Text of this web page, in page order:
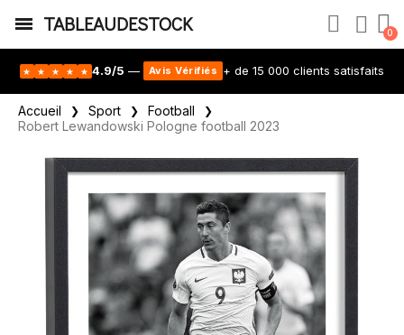
TABLEAUDESTOCK
★ ★ ★ ★ ★ 4.9/5 — Avis Vérifiés + de 15 000 clients satisfaits
Accueil Sport
Football
Robert Lewandowski Pologne football 2023